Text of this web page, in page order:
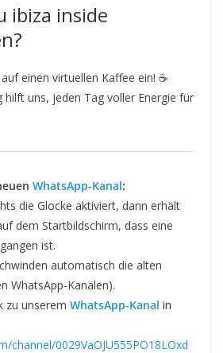
ibiza inside
einen virtuellen Kaffee ein! ☕
hilft uns, jeden Tag voller Energie für
WhatsApp-Kanal:
die Glocke aktiviert, dann erhält
dem Startbildschirm, dass eine
ist.
automatisch die alten
WhatsApp-Kanälen).
zu unserem WhatsApp-Kanal in
channel/0029VaOJU555PO18LOxd